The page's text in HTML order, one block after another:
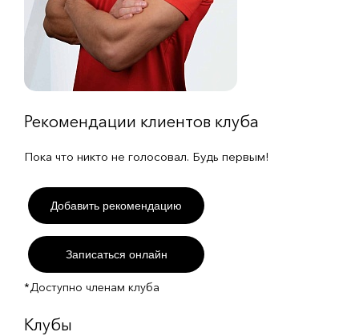
Рекомендации клиентов клуба
Пока что никто не голосовал. Будь первым!
Добавить рекомендацию
Записаться онлайн
*Доступно членам клуба
Клубы